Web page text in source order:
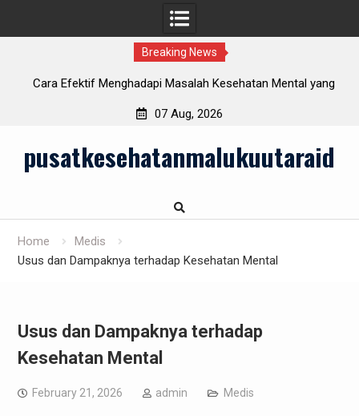
Breaking News
Cara Efektif Menghadapi Masalah Kesehatan Mental yang
07 Aug, 2026
contentpusatkesehatanmalukuutaraid
Home
Medis
Usus dan Dampaknya terhadap Kesehatan Mental
Usus dan Dampaknya terhadap
Kesehatan Mental
February 21, 2026 admin Medis